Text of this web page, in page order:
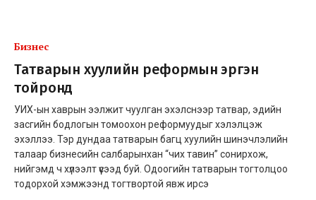
Бизнес
Татварын хуулийн реформын эргэн
тойронд
УИХ-ын хаврын ээлжит чуулган эхэлснээр татвар, эдийн
засгийн бодлогын томоохон реформуудыг хэлэлцэж
эхэллээ. Тэр дундаа татварын багц хуулийн шинэчлэлийн
талаар бизнесийн салбарынхан “чих тавин” сонирхож,
нийгэмд ч хүлээлт үүсээд буй. Одоогийн татварын тогтолцоо
тодорхой хэмжээнд тогтвортой явж ирсэ